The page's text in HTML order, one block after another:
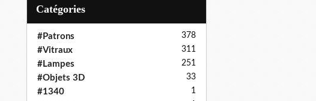
Catégories
#Patrons 378
#Vitraux 311
#Lampes 251
#Objets 3D 33
#1340 1